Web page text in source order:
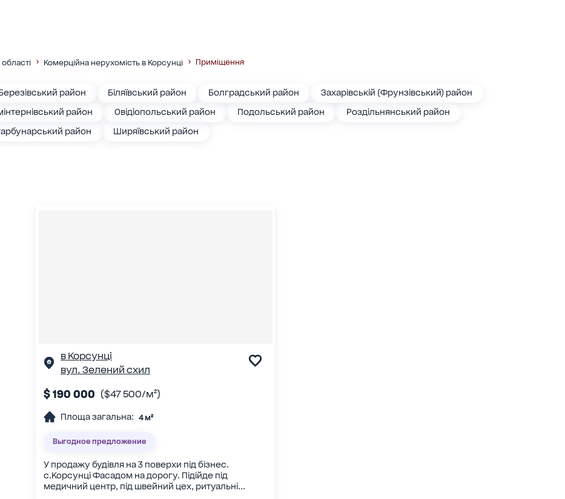
Комерційна нерухомість в Корсунці Приміщення
район Біляївський район Болградський район
Захарівській (Фрунзівський) район
район Овідіопольський район Подольський район
Роздільнянський район
район Ширяївський район
в Корсунці
вул. Зелений схил
$ 190 000 ($47 500/м²)
Площа загальна: 4 м²
Выгодное предложение
У продажу будівля на 3 поверхи під бізнес.
с.Корсунці Фасадом на дорогу. Підійде під
медичний центр, під швейний цех, ритуальні...